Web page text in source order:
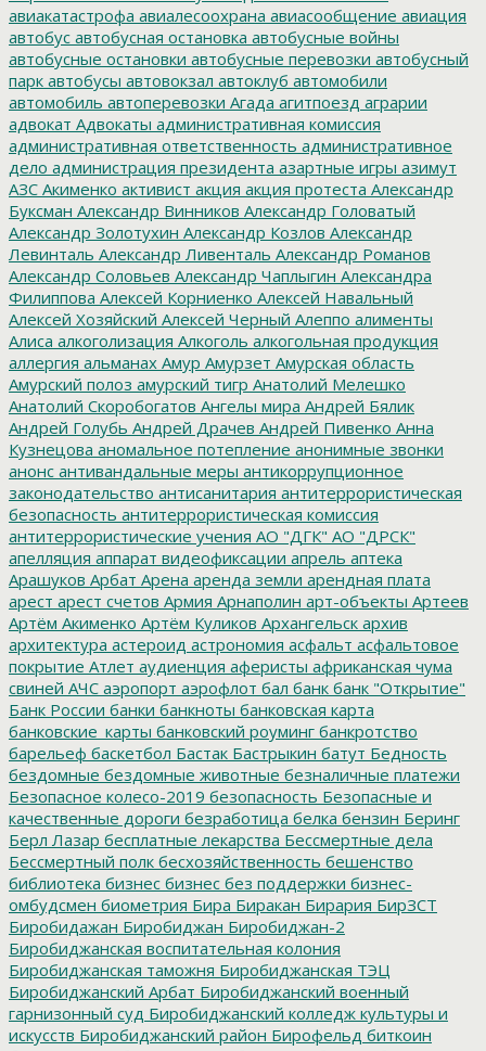
авиакатастрофа авиалесоохрана авиасообщение авиация
автобус автобусная остановка автобусные войны
автобусные остановки автобусные перевозки автобусный
парк автобусы автовокзал автоклуб автомобили
автомобиль автоперевозки Агада агитпоезд аграрии
адвокат Адвокаты административная комиссия
административная ответственность административное
дело администрация президента азартные игры азимут
АЗС Акименко активист акция акция протеста Александр
Буксман Александр Винников Александр Головатый
Александр Золотухин Александр Козлов Александр
Левинталь Александр Ливенталь Александр Романов
Александр Соловьев Александр Чаплыгин Александра
Филиппова Алексей Корниенко Алексей Навальный
Алексей Хозяйский Алексей Черный Алеппо алименты
Алиса алкоголизация Алкоголь алкогольная продукция
аллергия альманах Амур Амурзет Амурская область
Амурский полоз амурский тигр Анатолий Мелешко
Анатолий Скоробогатов Ангелы мира Андрей Бялик
Андрей Голубь Андрей Драчев Андрей Пивенко Анна
Кузнецова аномальное потепление анонимные звонки
анонс антивандальные меры антикоррупционное
законодательство антисанитария антитеррористическая
безопасность антитеррористическая комиссия
антитеррористические учения АО "ДГК" АО "ДРСК"
апелляция аппарат видеофиксации апрель аптека
Арашуков Арбат Арена аренда земли арендная плата
арест арест счетов Армия Арнаполин арт-объекты Артеев
Артём Акименко Артём Куликов Архангельск архив
архитектура астероид астрономия асфальт асфальтовое
покрытие Атлет аудиенция аферисты африканская чума
свиней АЧС аэропорт аэрофлот бал банк банк "Открытие"
Банк России банки банкноты банковская карта
банковские_карты банковский роуминг банкротство
барельеф баскетбол Бастак Бастрыкин батут Бедность
бездомные бездомные животные безналичные платежи
Безопасное колесо-2019 безопасность Безопасные и
качественные дороги безработица белка бензин Беринг
Берл Лазар бесплатные лекарства Бессмертные дела
Бессмертный полк бесхозяйственность бешенство
библиотека бизнес бизнес без поддержки бизнес-
омбудсмен биометрия Бира Биракан Бирария БирЗСТ
Биробидажан Биробиджан Биробиджан-2
Биробиджанская воспитательная колония
Биробиджанская таможня Биробиджанская ТЭЦ
Биробиджанский Арбат Биробиджанский военный
гарнизонный суд Биробиджанский колледж культуры и
искусств Биробиджанский район Бирофельд биткоин